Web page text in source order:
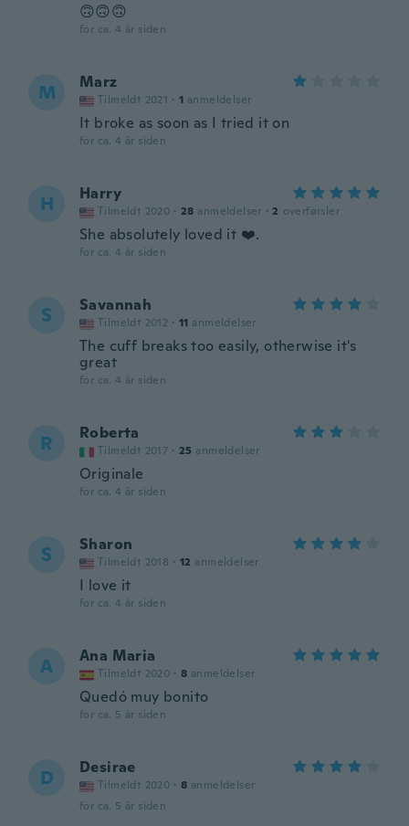
🙃🙃🙃
for ca. 4 år siden
M Marz
Tilmeldt 2021 · 1 anmeldelser
It broke as soon as I tried it on
for ca. 4 år siden
H Harry
Tilmeldt 2020 · 28 anmeldelser · 2 overførsler
She absolutely loved it ❤️.
for ca. 4 år siden
S Savannah
Tilmeldt 2012 · 11 anmeldelser
The cuff breaks too easily, otherwise it's
great
for ca. 4 år siden
R Roberta
Tilmeldt 2017 · 25 anmeldelser
Originale
for ca. 4 år siden
S Sharon
Tilmeldt 2018 · 12 anmeldelser
I love it
for ca. 4 år siden
A Ana Maria
Tilmeldt 2020 · 8 anmeldelser
Quedó muy bonito
for ca. 5 år siden
D Desirae
Tilmeldt 2020 · 8 anmeldelser
for ca. 5 år siden